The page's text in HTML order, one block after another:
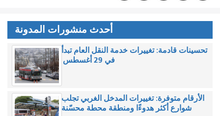
أحدث منشورات المدونة
تحسينات قادمة: تغييرات خدمة النقل العام تبدأ
في 29 أغسطس
الأرقام متوفرة: تغييرات المدخل الغربي تجلب
شوارع أكثر هدوءًا ومنطقة محطة محسّنة